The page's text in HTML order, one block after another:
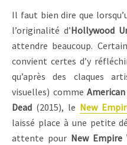
Il faut bien dire que
l’originalité d’Hollywood
attendre beaucoup.
convient certes d’y
qu’après des claques
visuelles) comme
Dead (2015), le New
laissé place à une petite
attente pour New Empire